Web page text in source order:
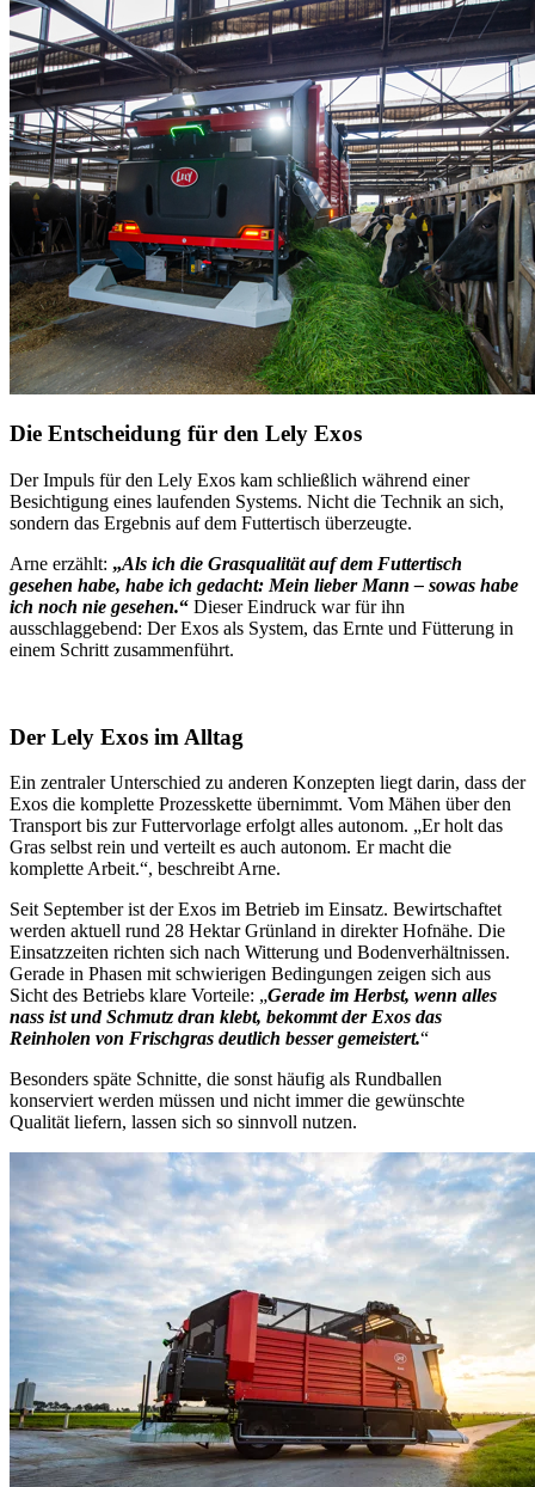
Die Entscheidung für den Lely Exos
Der Impuls für den Lely Exos kam schließlich während einer
Besichtigung eines laufenden Systems. Nicht die Technik an sich,
sondern das Ergebnis auf dem Futtertisch überzeugte.
Arne erzählt: „Als ich die Grasqualität auf dem Futtertisch
gesehen habe, habe ich gedacht: Mein lieber Mann – sowas habe
ich noch nie gesehen.“ Dieser Eindruck war für ihn
ausschlaggebend: Der Exos als System, das Ernte und Fütterung in
einem Schritt zusammenführt.
Der Lely Exos im Alltag
Ein zentraler Unterschied zu anderen Konzepten liegt darin, dass der
Exos die komplette Prozesskette übernimmt. Vom Mähen über den
Transport bis zur Futtervorlage erfolgt alles autonom. „Er holt das
Gras selbst rein und verteilt es auch autonom. Er macht die
komplette Arbeit.“, beschreibt Arne.
Seit September ist der Exos im Betrieb im Einsatz. Bewirtschaftet
werden aktuell rund 28 Hektar Grünland in direkter Hofnähe. Die
Einsatzzeiten richten sich nach Witterung und Bodenverhältnissen.
Gerade in Phasen mit schwierigen Bedingungen zeigen sich aus
Sicht des Betriebs klare Vorteile: „Gerade im Herbst, wenn alles
nass ist und Schmutz dran klebt, bekommt der Exos das
Reinholen von Frischgras deutlich besser gemeistert.“
Besonders späte Schnitte, die sonst häufig als Rundballen
konserviert werden müssen und nicht immer die gewünschte
Qualität liefern, lassen sich so sinnvoll nutzen.